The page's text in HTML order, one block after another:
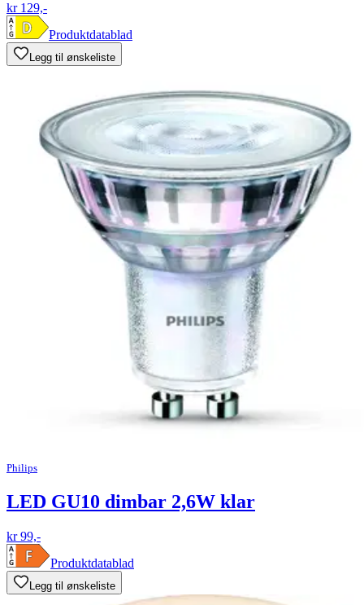
kr 129,-
Produktdatablad
Legg til ønskeliste
Philips
LED GU10 dimbar 2,6W klar
kr 99,-
Produktdatablad
Legg til ønskeliste